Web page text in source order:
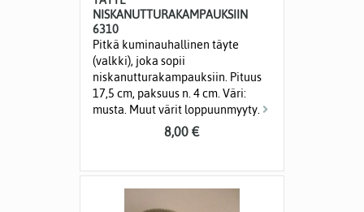
NISKANUTTURAKAMPAUKSIIN
6310
Pitkä kuminauhallinen täyte
(valkki), joka sopii
niskanutturakampauksiin. Pituus
17,5 cm, paksuus n. 4 cm. Väri:
musta. Muut värit loppuunmyyty.
8,00 €